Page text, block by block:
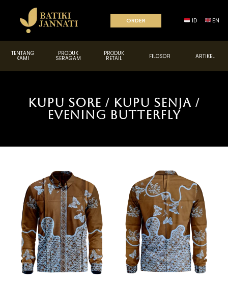
ORDER ID EN
TENTANG
KAMI
PRODUK
SERAGAM
PRODUK
RETAIL FILOSOFI ARTIKEL
Kupu Sore / Kupu Senja /
Evening Butterfly